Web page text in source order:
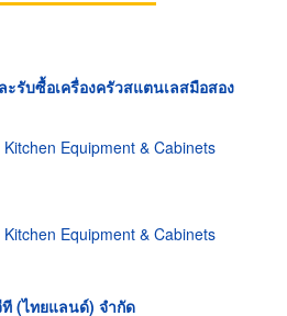
ะรับซื้อเครื่องครัวสแตนเลสมือสอง
Kitchen Equipment & Cabinets
Kitchen Equipment & Cabinets
(ไทยแลนด์) จำกัด